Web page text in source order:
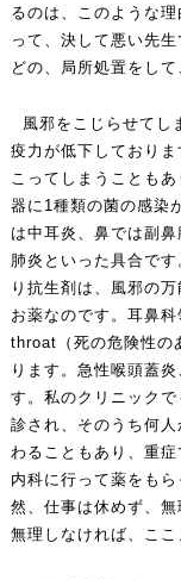
るのは、このような
って、決して悪い先
どの、局所処置をし
風邪をこじらせてし
疫力が低下しており
こってしまうことも
器に1種類の菌の感染
は中耳炎、鼻では副
肺炎といった具合で
り抗生剤は、風邪の
お薬なのです。耳鼻
throat（死の危険性の
ります。急性喉頭蓋
す。私のクリニック
診され、そのうち何
わることもあり、重症
内科に行って薬をも
然、仕事は休めず、
無理しなければ、ここ